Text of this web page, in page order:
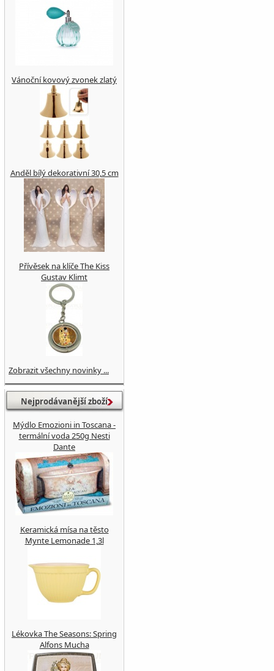
Vánoční kovový zvonek zlatý
Anděl bílý dekorativní 30,5 cm
Přívěsek na klíče The Kiss
Gustav Klimt
Zobrazit všechny novinky ...
Nejprodávanější zboží
Mýdlo Emozioni in Toscana -
termální voda 250g Nesti
Dante
Keramická mísa na těsto
Mynte Lemonade 1,3l
Lékovka The Seasons: Spring
Alfons Mucha